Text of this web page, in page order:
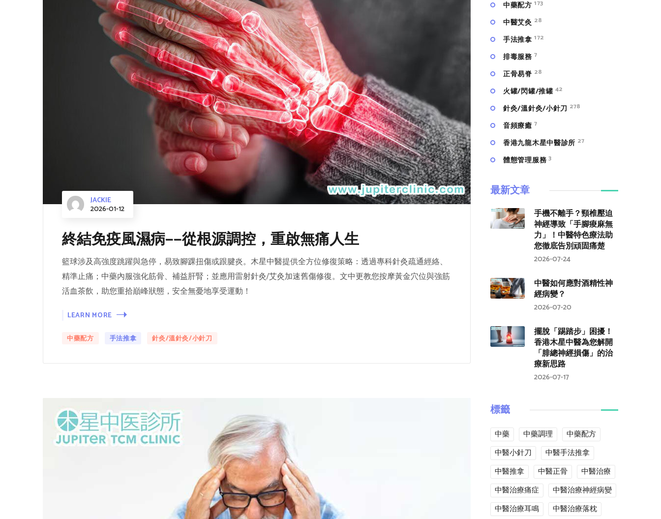
JACKIE
2026-01-12
終結免疫風濕病——從根源調控，重啟無痛人生
籃球涉及高強度跳躍與急停，易致腳踝扭傷或跟腱炎。木星中醫提供全方位修復策略：透過專科針灸疏通經絡、
精準止痛；中藥內服強化筋骨、補益肝腎；並應用雷射針灸/艾灸加速舊傷修復。文中更教您按摩黃金穴位與強筋
活血茶飲，助您重拾巔峰狀態，安全無憂地享受運動！
LEARN MORE
中藥配方 手法推拿 針灸/溫針灸/小針刀
中藥配方 173
中醫艾灸 28
手法推拿 172
排毒服務 7
正骨易脊 28
火罐/閃罐/推罐 42
針灸/溫針灸/小針刀 278
⾳頻療癒 7
香港九龍木星中醫診所 27
體態管理服務 3
最新文章
手機不離手？頸椎壓迫
神經導致「手腳痠麻無
力」！中醫特色療法助
您徹底告別頑固痛楚
2026-07-24
中醫如何應對酒精性神
經病變？
2026-07-20
擺脫「踢踏步」困擾！
香港木星中醫為您解開
「腓總神經損傷」的治
療新思路
2026-07-17
標籤
中藥 中藥調理
中藥配方
中醫小針刀
中醫手法推拿
中醫推拿
中醫正骨
中醫治療
中醫治療痛症
中醫治療神經病變
中醫治療耳鳴
中醫治療落枕